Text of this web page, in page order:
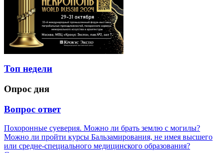
Топ недели
Опрос дня
Вопрос ответ
Похоронные суеверия. Можно ли брать землю с могилы?
Можно ли пройти курсы Бальзамирования, не имея высшего
или средне-специального медицинского образования?